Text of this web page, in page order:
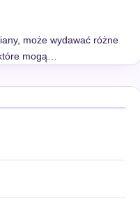
może wydawać różne
mogą…